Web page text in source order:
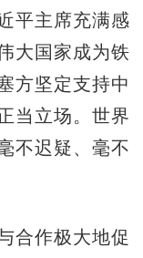
平主席充满感
大国家成为铁
方坚定支持中
当立场。世界
不迟疑、毫不
作极大地促